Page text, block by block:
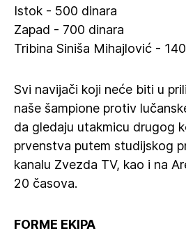
Istok - 500 dinara
Zapad - 700 dinara
Tribina Siniša Mihajlović -
Svi navijači koji neće biti u
naše šampione protiv
da gledaju utakmicu drugog
prvenstva putem studijskog
kanalu Zvezda TV, kao i na
20 časova.
FORME EKIPA